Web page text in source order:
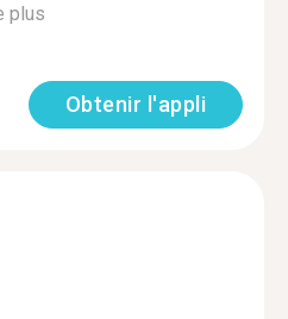
plus
Obtenir l'appli